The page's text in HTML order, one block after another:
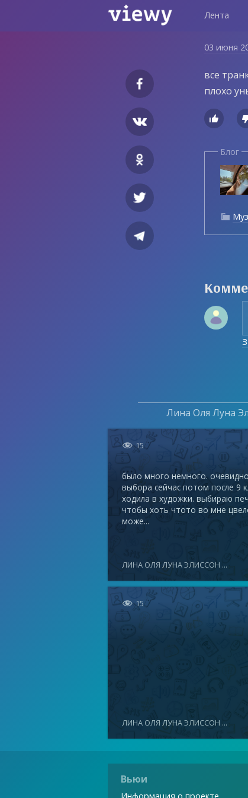
Лента
03 июня
все
плохо

Блог

Лина Оля Луна
 15
было много немного.
выбора сейчас потом после 9
ходила в художки. выбираю
чтобы хоть чтото во мне
може...
ЛИНА ОЛЯ ЛУНА ЭЛИССОН ...
 15
ЛИНА ОЛЯ ЛУНА ЭЛИССОН ...
Вьюи